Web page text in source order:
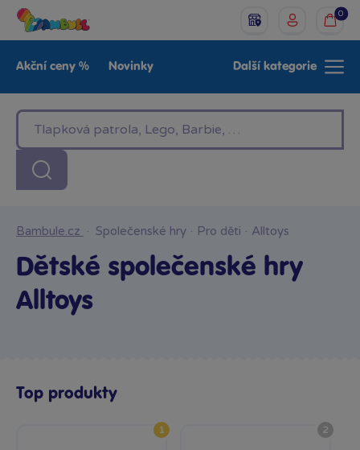
0
Akční ceny % Novinky
LEGO®
Baby Značky
Další kategorie
Bambule.cz · Společenské hry · Pro děti · Alltoys
Dětské společenské hry
Alltoys
Top produkty
1 2